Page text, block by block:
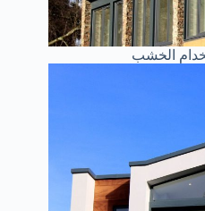
الخشب